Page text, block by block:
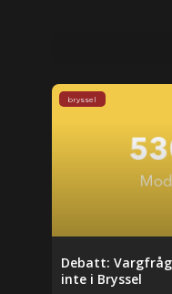
bryssel
Debatt:
inte i Bryssel